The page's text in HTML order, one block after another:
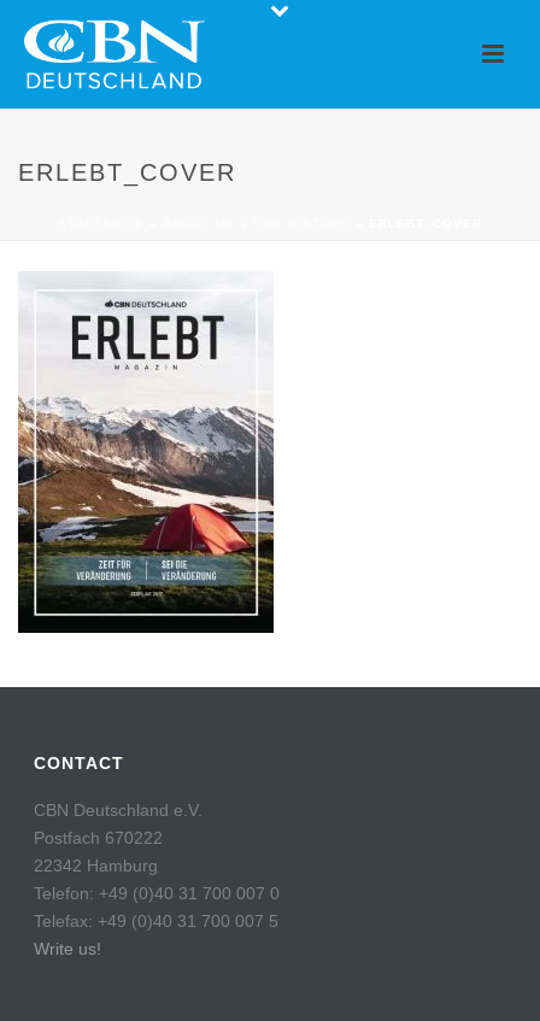
ERLEBT_COVER
CONTACT
CBN Deutschland e.V.
Postfach 670222
22342 Hamburg
Telefon: +49 (0)40 31 700 007 0
Telefax: +49 (0)40 31 700 007 5
Write us!